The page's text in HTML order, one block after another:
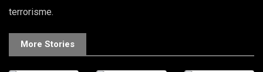
terrorisme.
More Stories